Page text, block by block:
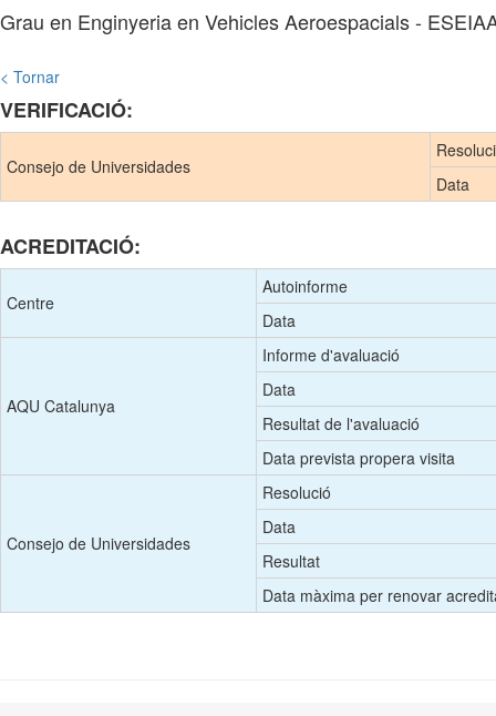
Grau en Enginyeria en Vehicles Aeroespacials -
< Tornar
VERIFICACIÓ:
Consejo de Universidades
Data
ACREDITACIÓ:
Centre
Autoinforme
Data
AQU Catalunya
Informe d'avaluació
Data
Resultat de l'avaluació
Data prevista propera visita
Consejo de Universidades
Resolució
Data
Resultat
Data màxima per renovar